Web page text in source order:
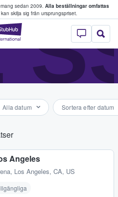
sedan 2009. Alla beställningar omfattas
skilja sig från ursprungspriset.
StubHub – där
Alla datum Sortera efter datum
Angeles
, Los Angeles, CA, US